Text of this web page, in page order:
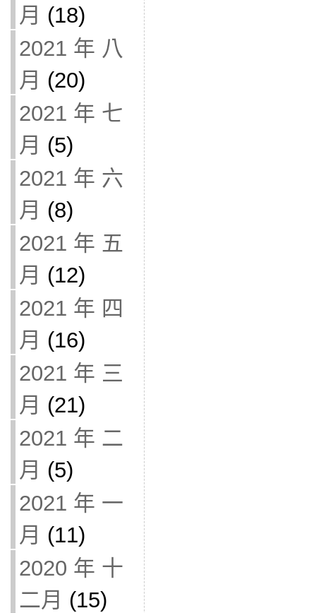
月 (18)
2021 年 八
月 (20)
2021 年 七
月 (5)
2021 年 六
月 (8)
2021 年 五
月 (12)
2021 年 四
月 (16)
2021 年 三
月 (21)
2021 年 二
月 (5)
2021 年 一
月 (11)
2020 年 十
二月 (15)